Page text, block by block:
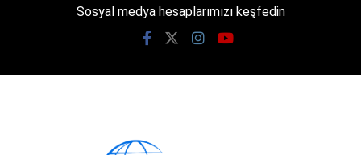
Sosyal medya hesaplarımızı keşfedin